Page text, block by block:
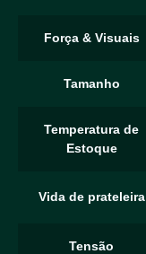
Força & Visuais
Tamanho
Temperatura de
Estoque
Vida de prateleira
Tensão